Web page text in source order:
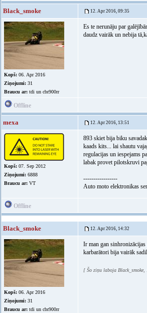
Black_smoke 12. Apr 2016, 09:35
Kopš: 06. Apr 2016
Ziņojumi: 31
Braucu ar: tdi un cbr900rr
Es te nerunāju par
daudz vairāk un nebija
Offline
mexa 12. Apr 2016, 13:51
Kopš: 07. Sep 2012
Ziņojumi: 6888
Braucu ar: VT
893 skiet bija biku
kaads kits... lai shautu
regulacijas un iespejams
labak provet pilotskruvi
-----------------
Auto moto elektronikas
Offline
Black_smoke 12. Apr 2016, 14:32
Kopš: 06. Apr 2016
Ziņojumi: 31
Braucu ar: tdi un cbr900rr
Ir man gan
karbarātori bija vairāk
[ Šo ziņu laboja